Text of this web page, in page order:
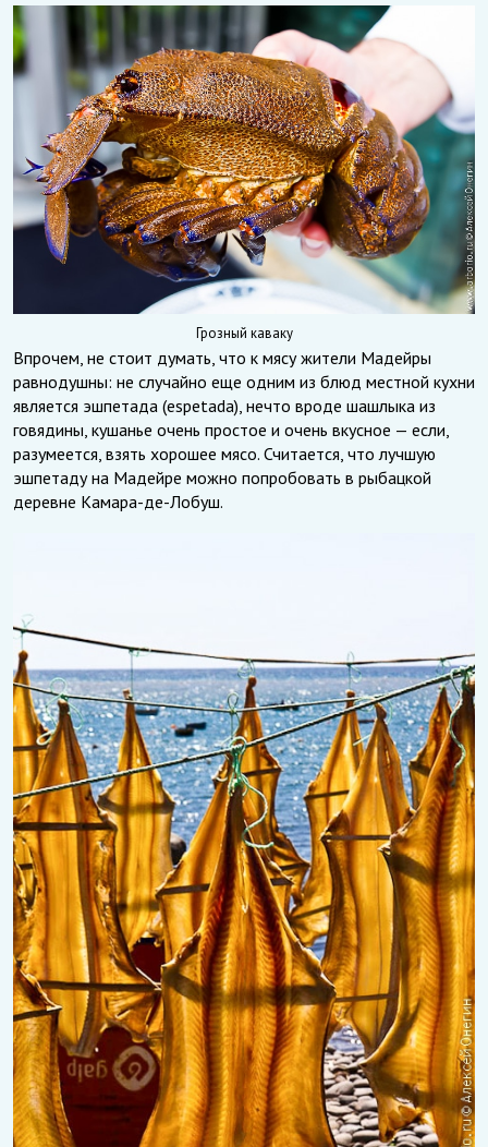
Грозный каваку
Впрочем, не стоит думать, что к мясу жители Мадейры
равнодушны: не случайно еще одним из блюд местной кухни
является эшпетада (espetada), нечто вроде шашлыка из
говядины, кушанье очень простое и очень вкусное — если,
разумеется, взять хорошее мясо. Считается, что лучшую
эшпетаду на Мадейре можно попробовать в рыбацкой
деревне Камара-де-Лобуш.